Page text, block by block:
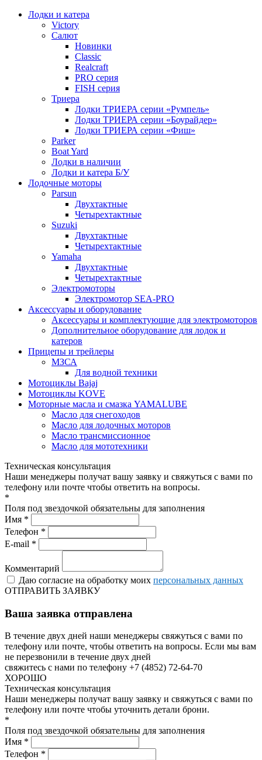
Лодки и катера
Victory
Салют
Новинки
Classic
Realcraft
PRO серия
FISH серия
Триера
Лодки ТРИЕРА серии «Румпель»
Лодки ТРИЕРА серии «Боурайдер»
Лодки ТРИЕРА серии «Фиш»
Parker
Boat Yard
Лодки в наличии
Лодки и катера Б/У
Лодочные моторы
Parsun
Двухтактные
Четырехтактные
Suzuki
Двухтактные
Четырехтактные
Yamaha
Двухтактные
Четырехтактные
Электромоторы
Электромотор SEA-PRO
Аксессуары и оборудование
Аксессуары и комплектующие для электромоторов
Дополнительное оборудование для лодок и
катеров
Прицепы и трейлеры
МЗСА
Для водной техники
Мотоциклы Bajaj
Мотоциклы KOVE
Моторные масла и смазка YAMALUBE
Масло для снегоходов
Масло для лодочных моторов
Масло трансмиссионное
Масло для мототехники
Техническая консультация
Наши менеджеры получат вашу заявку и свяжуться с вами по
телефону или почте чтобы ответить на вопросы.
*
Поля под звездочкой обязательны для заполнения
Имя *
Телефон *
E-mail *
Комментарий
Даю согласие на обработку моих персональных данных
ОТПРАВИТЬ ЗАЯВКУ
Ваша заявка отправлена
В течение двух дней наши менеджеры свяжуться с вами по
телефону или почте, чтобы ответить на вопросы. Если мы вам
не перезвонили в течение двух дней
свяжитесь с нами по телефону +7 (4852) 72-64-70
ХОРОШО
Техническая консультация
Наши менеджеры получат вашу заявку и свяжуться с вами по
телефону или почте чтобы уточнить детали брони.
*
Поля под звездочкой обязательны для заполнения
Имя *
Телефон *